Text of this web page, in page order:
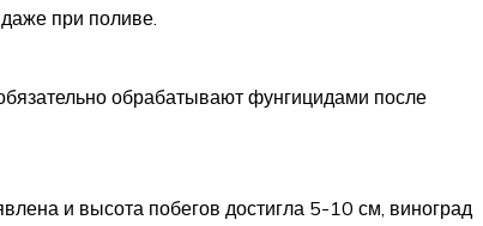
при поливе.
обрабатывают фунгицидами после
и высота побегов достигла 5-10 см, виноград